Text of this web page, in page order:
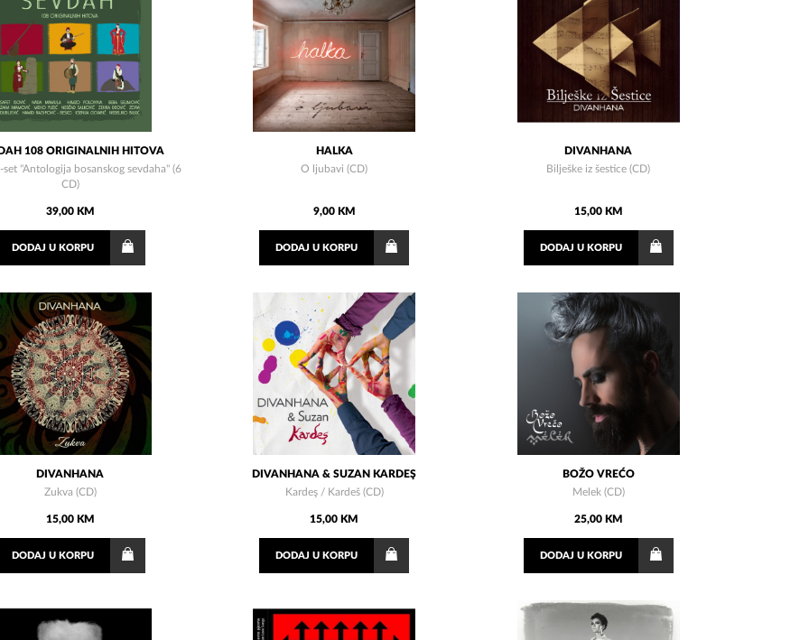
108 ORIGINALNIH HITOVA
"Antologija bosanskog sevdaha" (6
CD)
39,00 KM
DODAJU KORPU
HALKA
O ljubavi (CD)
9,00 KM
DODAJ U KORPU
DIVANHANA
Bilješke iz šestice (CD)
15,00 KM
DODAJU KORPU
DIVANHANA
Zukva (CD)
15,00 KM
DODAJU KORPU
DIVANHANA & SUZAN KARDEŞ
Kardeş / Kardeš (CD)
15,00 KM
DODAJ U KORPU
BOŽO VREĆO
Melek (CD)
25,00 KM
DODAJU KORPU